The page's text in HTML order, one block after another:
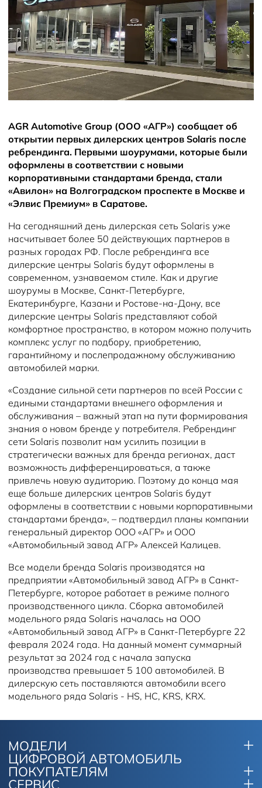
Новости
AGR Automotive Group (ООО «АГР») сообщает об
открытии первых дилерских центров Solaris после
ребрендинга. Первыми шоурумами, которые были
оформлены в соответствии с новыми
корпоративными стандартами бренда, стали
«Авилон» на Волгоградском проспекте в Москве и
«Элвис Премиум» в Саратове.
На сегодняшний день дилерская сеть Solaris уже
насчитывает более 50 действующих партнеров в
разных городах РФ. После ребрендинга все
дилерские центры Solaris будут оформлены в
современном, узнаваемом стиле. Как и другие
шоурумы в Москве, Санкт-Петербурге,
Екатеринбурге, Казани и Ростове-на-Дону, все
дилерские центры Solaris представляют собой
комфортное пространство, в котором можно получить
комплекс услуг по подбору, приобретению,
гарантийному и послепродажному обслуживанию
автомобилей марки.
«Создание сильной сети партнеров по всей России с
едиными стандартами внешнего оформления и
обслуживания – важный этап на пути формирования
знания о новом бренде у потребителя. Ребрендинг
сети Solaris позволит нам усилить позиции в
стратегически важных для бренда регионах, даст
возможность дифференцироваться, а также
привлечь новую аудиторию. Поэтому до конца мая
еще больше дилерских центров Solaris будут
оформлены в соответствии с новыми корпоративными
стандартами бренда», – подтвердил планы компании
генеральный директор ООО «АГР» и ООО
«Автомобильный завод АГР» Алексей Калицев.
Все модели бренда Solaris производятся на
предприятии «Автомобильный завод АГР» в Санкт-
Петербурге, которое работает в режиме полного
производственного цикла. Сборка автомобилей
модельного ряда Solaris началась на ООО
«Автомобильный завод АГР» в Санкт-Петербурге 22
февраля 2024 года. На данный момент суммарный
результат за 2024 год с начала запуска
производства превышает 5 100 автомобилей. В
дилерскую сеть поставляются автомобили всего
модельного ряда Solaris - HS, HC, KRS, KRX.
МОДЕЛИ
ЦИФРОВОЙ АВТОМОБИЛЬ
ПОКУПАТЕЛЯМ
СЕРВИС